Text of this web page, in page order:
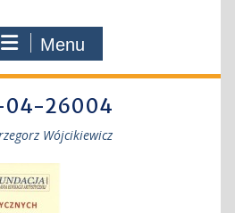
Menu
04-26004
Wójcikiewicz